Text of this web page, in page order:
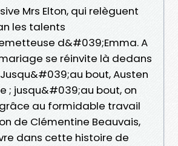
Mrs Elton, qui relèguent
les talents
d&#039;Emma. A
se réinvite là dedans
bout, Austen
; jusqu&#039;au bout, on
grâce au formidable travail
de Clémentine Beauvais,
dans cette histoire de